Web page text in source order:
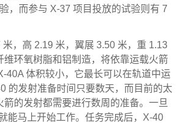
，而参与 X-37 项目投放的试验则有 7
高 2.19 米，翼展 3.50 米，重 1.13
维环氧树脂和铝制造，将依靠运载火箭
40A 体积较小，它最长可以在轨道中运
的发射准备时间只要数天，而目前的太
箭的发射都需要进行数周的准备。一旦
能马上开始工作。任务完成后，X-40